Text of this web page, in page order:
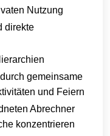
Nutzung
direkte
gemeinsame
und Feiern
Abrechner
konzentrieren